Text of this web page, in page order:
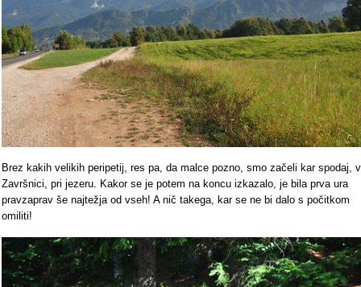
Brez kakih velikih peripetij, res pa, da malce pozno, smo začeli kar spodaj, v
Završnici, pri jezeru. Kakor se je potem na koncu izkazalo, je bila prva ura
pravzaprav še najtežja od vseh! A nič takega, kar se ne bi dalo s počitkom
omiliti!